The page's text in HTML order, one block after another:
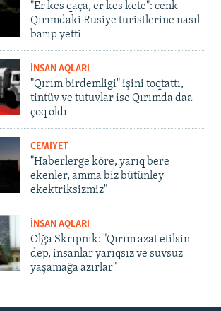
"Er kes qaça, er kes kete": cenk
Qırımdaki Rusiye turistlerine nasıl
barıp yetti
İNSAN AQLARI
"Qırım birdemligi" işini toqtattı,
tintüv ve tutuvlar ise Qırımda daa
çoq oldı
CEMİYET
"Haberlerge köre, yarıq bere
ekenler, amma biz bütünley
ekektriksizmiz"
İNSAN AQLARI
Olğa Skrıpnık: "Qırım azat etilsin
dep, insanlar yarıqsız ve suvsuz
yaşamağa azırlar"